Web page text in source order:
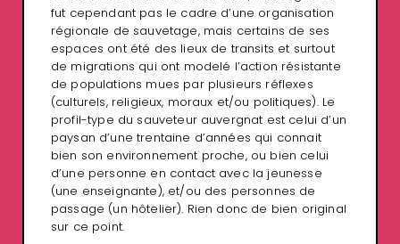
fut cependant pas le cadre d’une organisation
régionale de sauvetage, mais certains de ses
espaces ont été des lieux de transits et surtout
de migrations qui ont modelé l’action résistante
de populations mues par plusieurs réflexes
(culturels, religieux, moraux et/ou politiques). Le
profil-type du sauveteur auvergnat est celui d’un
paysan d’une trentaine d’années qui connait
bien son environnement proche, ou bien celui
d’une personne en contact avec la jeunesse
(une enseignante), et/ou des personnes de
passage (un hôtelier). Rien donc de bien original
sur ce point.